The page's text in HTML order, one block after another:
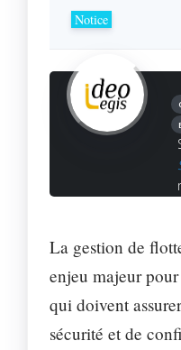
Notice
La gestion de
enjeu majeur pour
qui doivent
sécurité et de